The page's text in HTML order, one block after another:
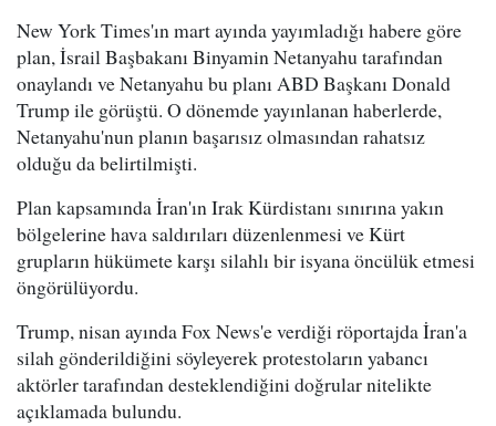
New York Times'ın mart ayında yayımladığı habere göre
plan, İsrail Başbakanı Binyamin Netanyahu tarafından
onaylandı ve Netanyahu bu planı ABD Başkanı Donald
Trump ile görüştü. O dönemde yayınlanan haberlerde,
Netanyahu'nun planın başarısız olmasından rahatsız
olduğu da belirtilmişti.
Plan kapsamında İran'ın Irak Kürdistanı sınırına yakın
bölgelerine hava saldırıları düzenlenmesi ve Kürt
grupların hükümete karşı silahlı bir isyana öncülük etmesi
öngörülüyordu.
Trump, nisan ayında Fox News'e verdiği röportajda İran'a
silah gönderildiğini söyleyerek protestoların yabancı
aktörler tarafından desteklendiğini doğrular nitelikte
açıklamada bulundu.